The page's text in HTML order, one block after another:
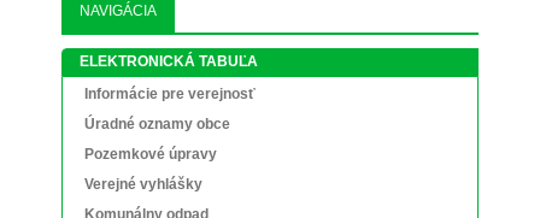
NAVIGÁCIA
ELEKTRONICKÁ TABUĽA
Informácie pre verejnosť
Úradné oznamy obce
Pozemkové úpravy
Verejné vyhlášky
Komunálny odpad